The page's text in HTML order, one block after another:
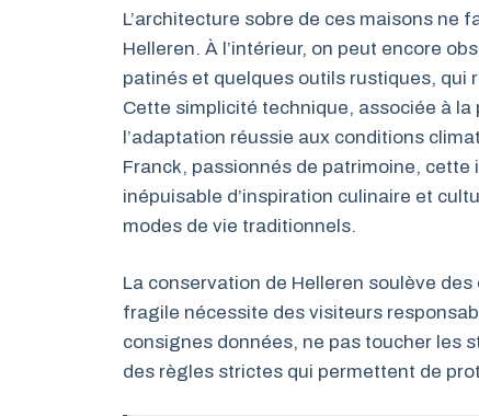
L’architecture sobre de ces maisons ne
Helleren. À l’intérieur, on peut encore
patinés et quelques outils rustiques,
Cette simplicité technique, associée à
l’adaptation réussie aux conditions
Franck, passionnés de patrimoine,
inépuisable d’inspiration culinaire et
modes de vie traditionnels.
La conservation de Helleren soulève
fragile nécessite des visiteurs
consignes données, ne pas toucher les
des règles strictes qui permettent de